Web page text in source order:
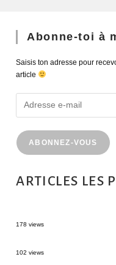
Abonne-toi à
Saisis ton adresse pour
article
ABONNEZ-VOUS
ARTICLES LES
178 views
102 views